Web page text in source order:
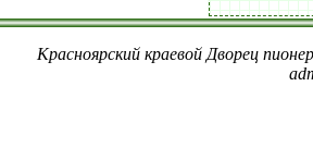
Красноярский краевой Дворец